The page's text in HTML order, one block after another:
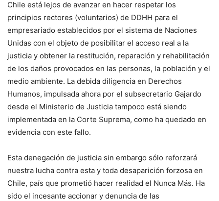
Chile está lejos de avanzar en hacer respetar los
principios rectores (voluntarios) de DDHH para el
empresariado establecidos por el sistema de Naciones
Unidas con el objeto de posibilitar el acceso real a la
justicia y obtener la restitución, reparación y rehabilitación
de los daños provocados en las personas, la población y el
medio ambiente. La debida diligencia en Derechos
Humanos, impulsada ahora por el subsecretario Gajardo
desde el Ministerio de Justicia tampoco está siendo
implementada en la Corte Suprema, como ha quedado en
evidencia con este fallo.
Esta denegación de justicia sin embargo sólo reforzará
nuestra lucha contra esta y toda desaparición forzosa en
Chile, país que prometió hacer realidad el Nunca Más. Ha
sido el incesante accionar y denuncia de las